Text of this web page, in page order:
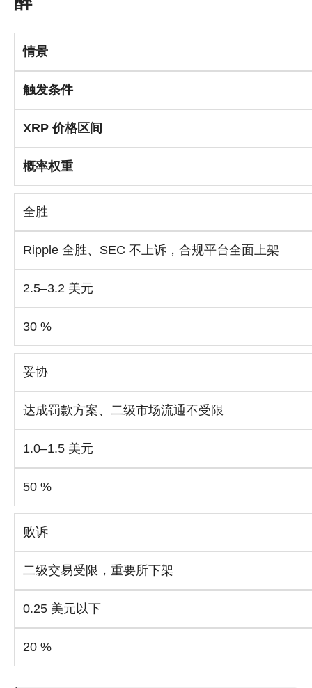
情景
触发条件
XRP 价格区间
概率权重
全胜
Ripple 全胜、SEC 不上诉，合规平台全面上架
2.5–3.2 美元
30 %
妥协
达成罚款方案、二级市场流通不受限
1.0–1.5 美元
50 %
败诉
二级交易受限，重要所下架
0.25 美元以下
20 %